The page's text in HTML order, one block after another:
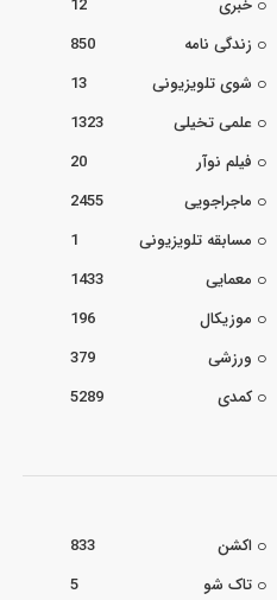
خبری
12
زندگی نامه
850
شوی تلویزیونی
13
علمی تخیلی
1323
فیلم نوآر
20
ماجراجویی
2455
مسابقه تلویزیونی
1
معمایی
1433
موزیکال
196
ورزشی
379
کمدی
5289
اکشن
833
تاک شو
5